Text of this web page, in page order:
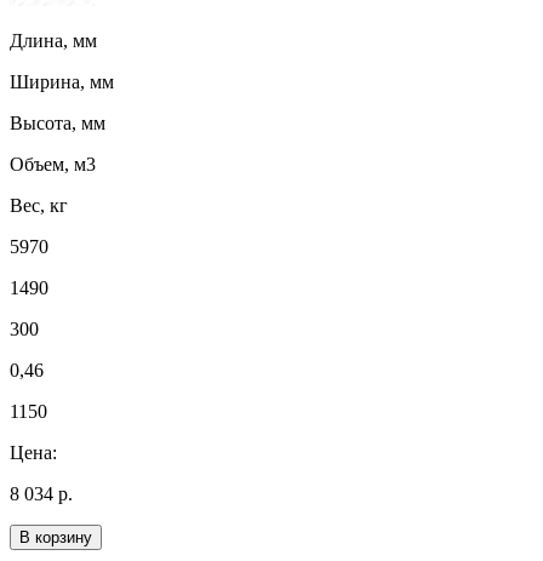
Длина, мм
Ширина, мм
Высота, мм
Объем, м3
Вес, кг
5970
1490
300
0,46
1150
Цена:
8 034 р.
В корзину